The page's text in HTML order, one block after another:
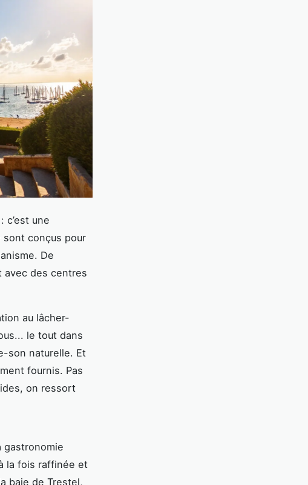
c’est une
sont conçus pour
De
avec des centres
au lâcher-
le tout dans
son naturelle. Et
fournis. Pas
on ressort
gastronomie
la fois raffinée et
baie de Trestel,